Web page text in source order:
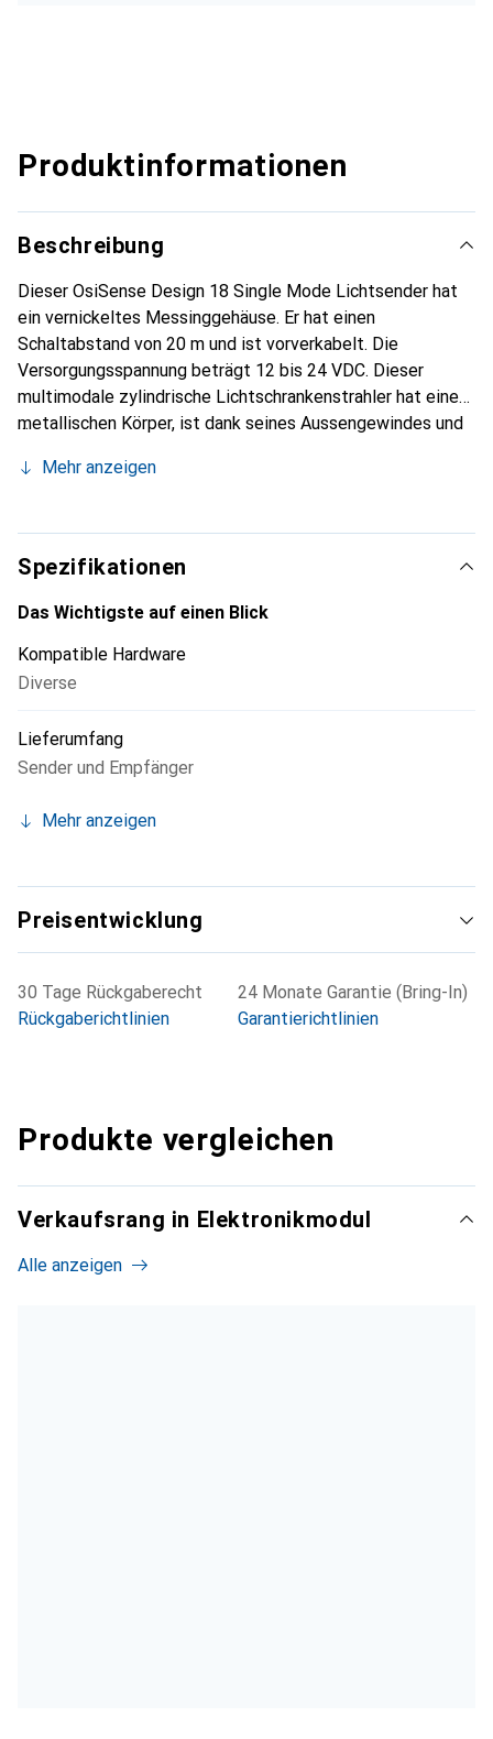
Produktinformationen
Beschreibung
Dieser OsiSense Design 18 Single Mode Lichtsender hat
ein vernickeltes Messinggehäuse. Er hat einen
Schaltabstand von 20 m und ist vorverkabelt. Die
Versorgungsspannung beträgt 12 bis 24 VDC. Dieser
multimodale zylindrische Lichtschrankenstrahler hat einen
metallischen Körper, ist dank seines Aussengewindes und
Halterung montierbar und ist CSA-zertifiziert sowie UL-
Mehr anzeigen
Spezifikationen
Das Wichtigste auf einen Blick
Kompatible Hardware
Diverse
Lieferumfang
Sender und Empfänger
Mehr anzeigen
Preisentwicklung
30 Tage Rückgaberecht
Rückgaberichtlinien
24 Monate Garantie (Bring-In)
Garantierichtlinien
Produkte vergleichen
Verkaufsrang in Elektronikmodul
Alle anzeigen